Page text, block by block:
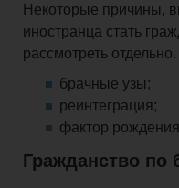
Некоторые причины,
иностранца стать
рассмотреть
брачные узы;
реинтеграция;
фактор
Гражданство по